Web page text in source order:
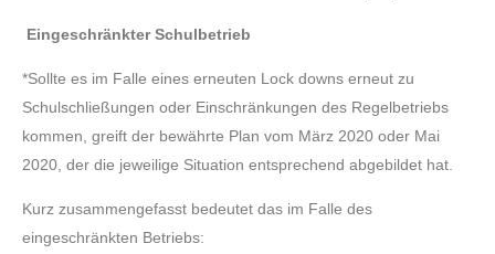
Eingeschränkter Schulbetrieb
*Sollte es im Falle eines erneuten Lock downs erneut zu
Schulschließungen oder Einschränkungen des Regelbetriebs
kommen, greift der bewährte Plan vom März 2020 oder Mai
2020, der die jeweilige Situation entsprechend abgebildet hat.
Kurz zusammengefasst bedeutet das im Falle des
eingeschränkten Betriebs: